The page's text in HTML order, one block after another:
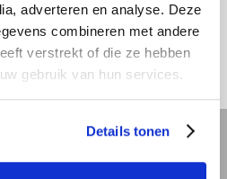
adverteren en analyse. Deze
combineren met andere
verstrekt of die ze hebben
gebruik van hun services.
Details tonen